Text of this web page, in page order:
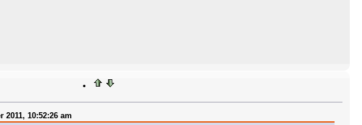
10:52:26 am